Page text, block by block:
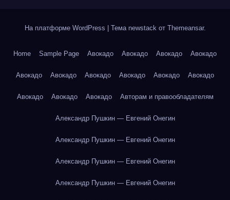
На платформе WordPress Тема newstack от Themeansar.
Home Sample Page Авокадо Авокадо Авокадо Авокадо
Авокадо Авокадо Авокадо Авокадо Авокадо Авокадо
Авокадо Авокадо Авокадо Авторам и правообладателям
Александр Пушкин — Евгений Онегин
Александр Пушкин — Евгений Онегин
Александр Пушкин — Евгений Онегин
Александр Пушкин — Евгений Онегин